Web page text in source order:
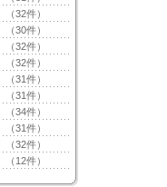
（32件）
（30件）
（32件）
（32件）
（31件）
（31件）
（34件）
（31件）
（32件）
（12件）